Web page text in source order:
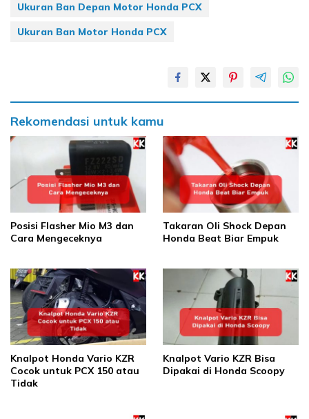
Ukuran Ban Depan Motor Honda PCX
Ukuran Ban Motor Honda PCX
Rekomendasi untuk kamu
Posisi Flasher Mio M3 dan
Cara Mengeceknya
Takaran Oli Shock Depan
Honda Beat Biar Empuk
Knalpot Honda Vario KZR
Cocok untuk PCX 150 atau
Tidak
Knalpot Vario KZR Bisa
Dipakai di Honda Scoopy